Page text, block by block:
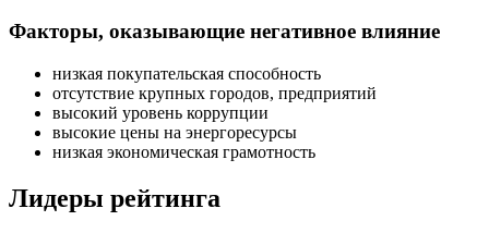
Факторы, оказывающие негативное влияние
низкая покупательская способность
отсутствие крупных городов, предприятий
высокий уровень коррупции
высокие цены на энергоресурсы
низкая экономическая грамотность
Лидеры рейтинга